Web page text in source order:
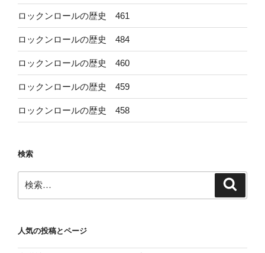
ロックンロールの歴史 461
ロックンロールの歴史 484
ロックンロールの歴史 460
ロックンロールの歴史 459
ロックンロールの歴史 458
検索
索:
人気の投稿とページ